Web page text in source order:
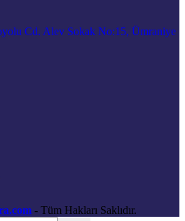
Cd. Alev Sokak No:15, Ümraniye
- Tüm Hakları Saklıdır.